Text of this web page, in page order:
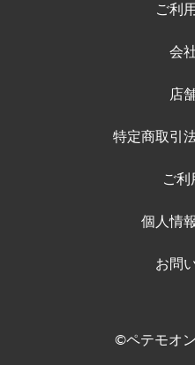
ご利
会
店
特定商取引
ご利
個人情
お問
©ペテモオ